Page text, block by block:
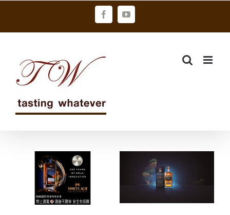
FacebookYouTube
帝亞吉歐於
2024舊金山世
界烈酒大賽再
慕赫12年單一
麥芽威士忌台
灣獨獻版